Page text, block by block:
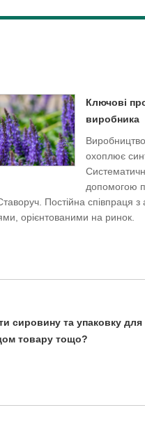
Ключові
виробника
охоплює
допомогою
Постійна співпраця
орієнтованими на ринок.
сировину та упаковку
товару тощо?